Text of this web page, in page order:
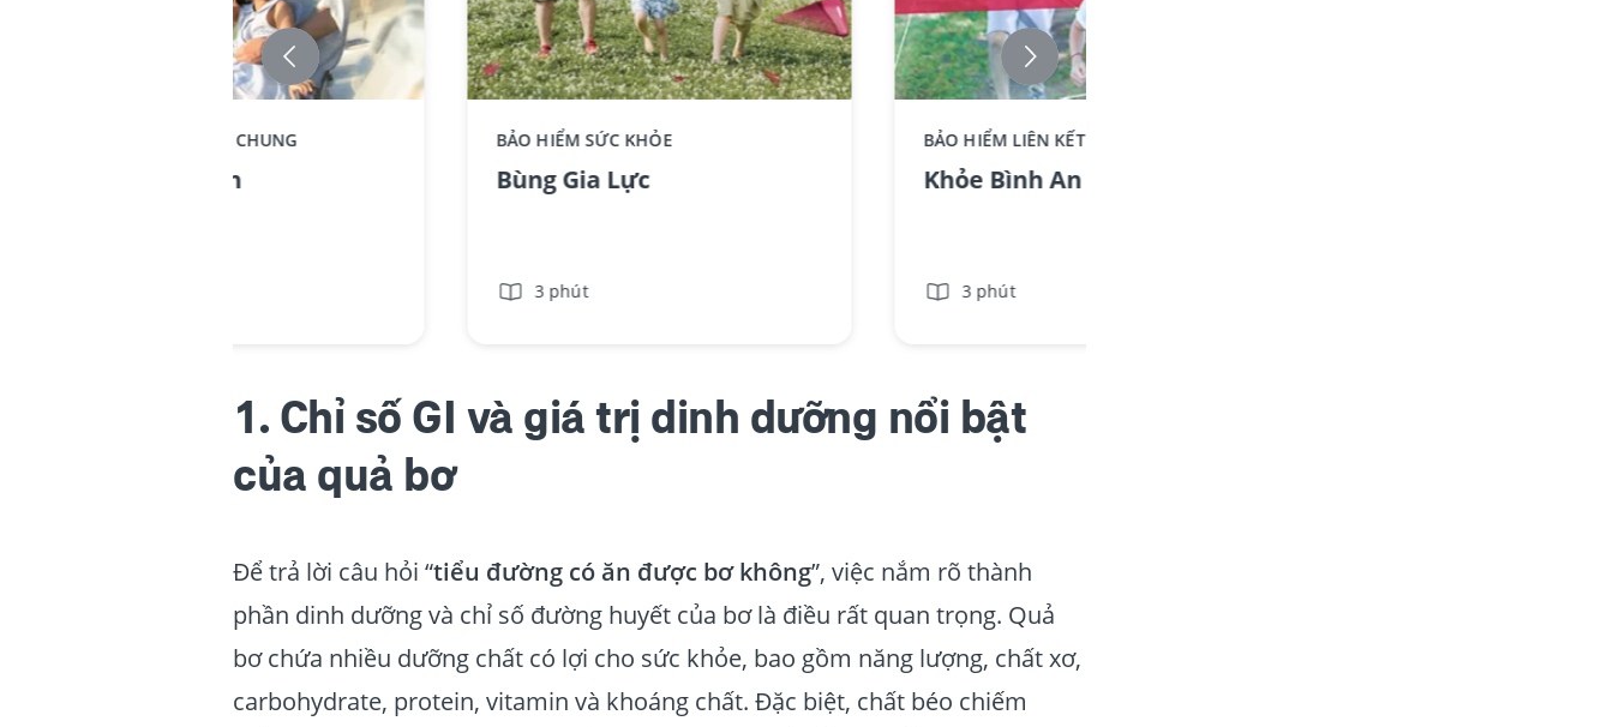
KhoeTronVen_no text
BẢO HIỂM LIÊN KẾT CHUNG
Khỏe Trọn Vẹn
Replace component AIA - Standee-
BungGiaLuc_No text
BẢO HIỂM SỨC KHỎE
Bùng Gia Lực
3 phút
BẢO HIỂM LIÊN KẾT CHUNG
Khỏe Bình An
3 phút
1. Chỉ số GI và giá trị dinh dưỡng nổi bật
của quả bơ
Để trả lời câu hỏi “tiểu đường có ăn được bơ không”, việc nắm rõ thành
phần dinh dưỡng và chỉ số đường huyết của bơ là điều rất quan trọng. Quả
bơ chứa nhiều dưỡng chất có lợi cho sức khỏe, bao gồm năng lượng, chất xơ,
carbohydrate, protein, vitamin và khoáng chất. Đặc biệt, chất béo chiếm